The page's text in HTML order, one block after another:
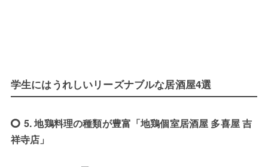
学生にはうれしいリーズナブルな居酒屋4選
5. 地鶏料理の種類が豊富「地鶏個室居酒屋 多喜屋 吉
祥寺店」